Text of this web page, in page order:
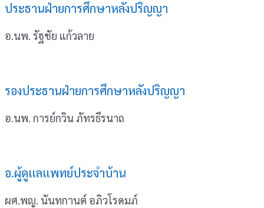
ประธานฝ่ายการศึกษาหลังปริญญา
อ.นพ. รัฐชัย แก้วลาย
รองประธานฝ่ายการศึกษาหลังปริญญา
อ.นพ. การย์กวิน ภัทรธีรนาถ
อ.ผู้ดูแลแพทย์ประจำบ้าน
ผศ.พญ. นันทกานต์ อภิวโรดมภ์